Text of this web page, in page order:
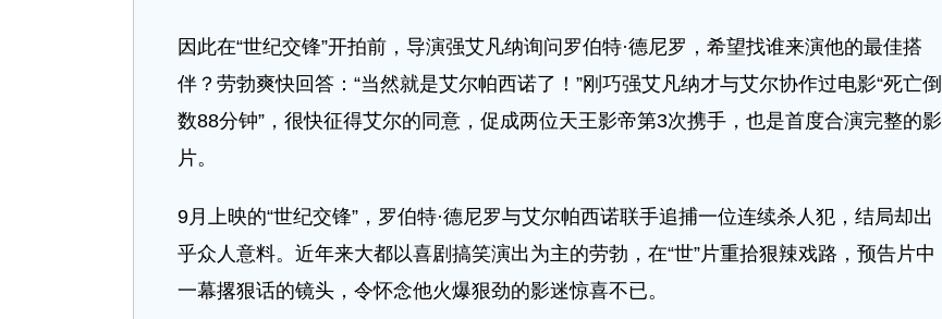
因此在“世纪交锋”开拍前，导演强艾凡纳询问罗伯特·德尼罗，希望找谁来演他的最佳搭
伴？劳勃爽快回答：“当然就是艾尔帕西诺了！”刚巧强艾凡纳才与艾尔协作过电影“死亡倒
数88分钟”，很快征得艾尔的同意，促成两位天王影帝第3次携手，也是首度合演完整的影
片。
9月上映的“世纪交锋”，罗伯特·德尼罗与艾尔帕西诺联手追捕一位连续杀人犯，结局却出
乎众人意料。近年来大都以喜剧搞笑演出为主的劳勃，在“世”片重拾狠辣戏路，预告片中
一幕撂狠话的镜头，令怀念他火爆狠劲的影迷惊喜不已。